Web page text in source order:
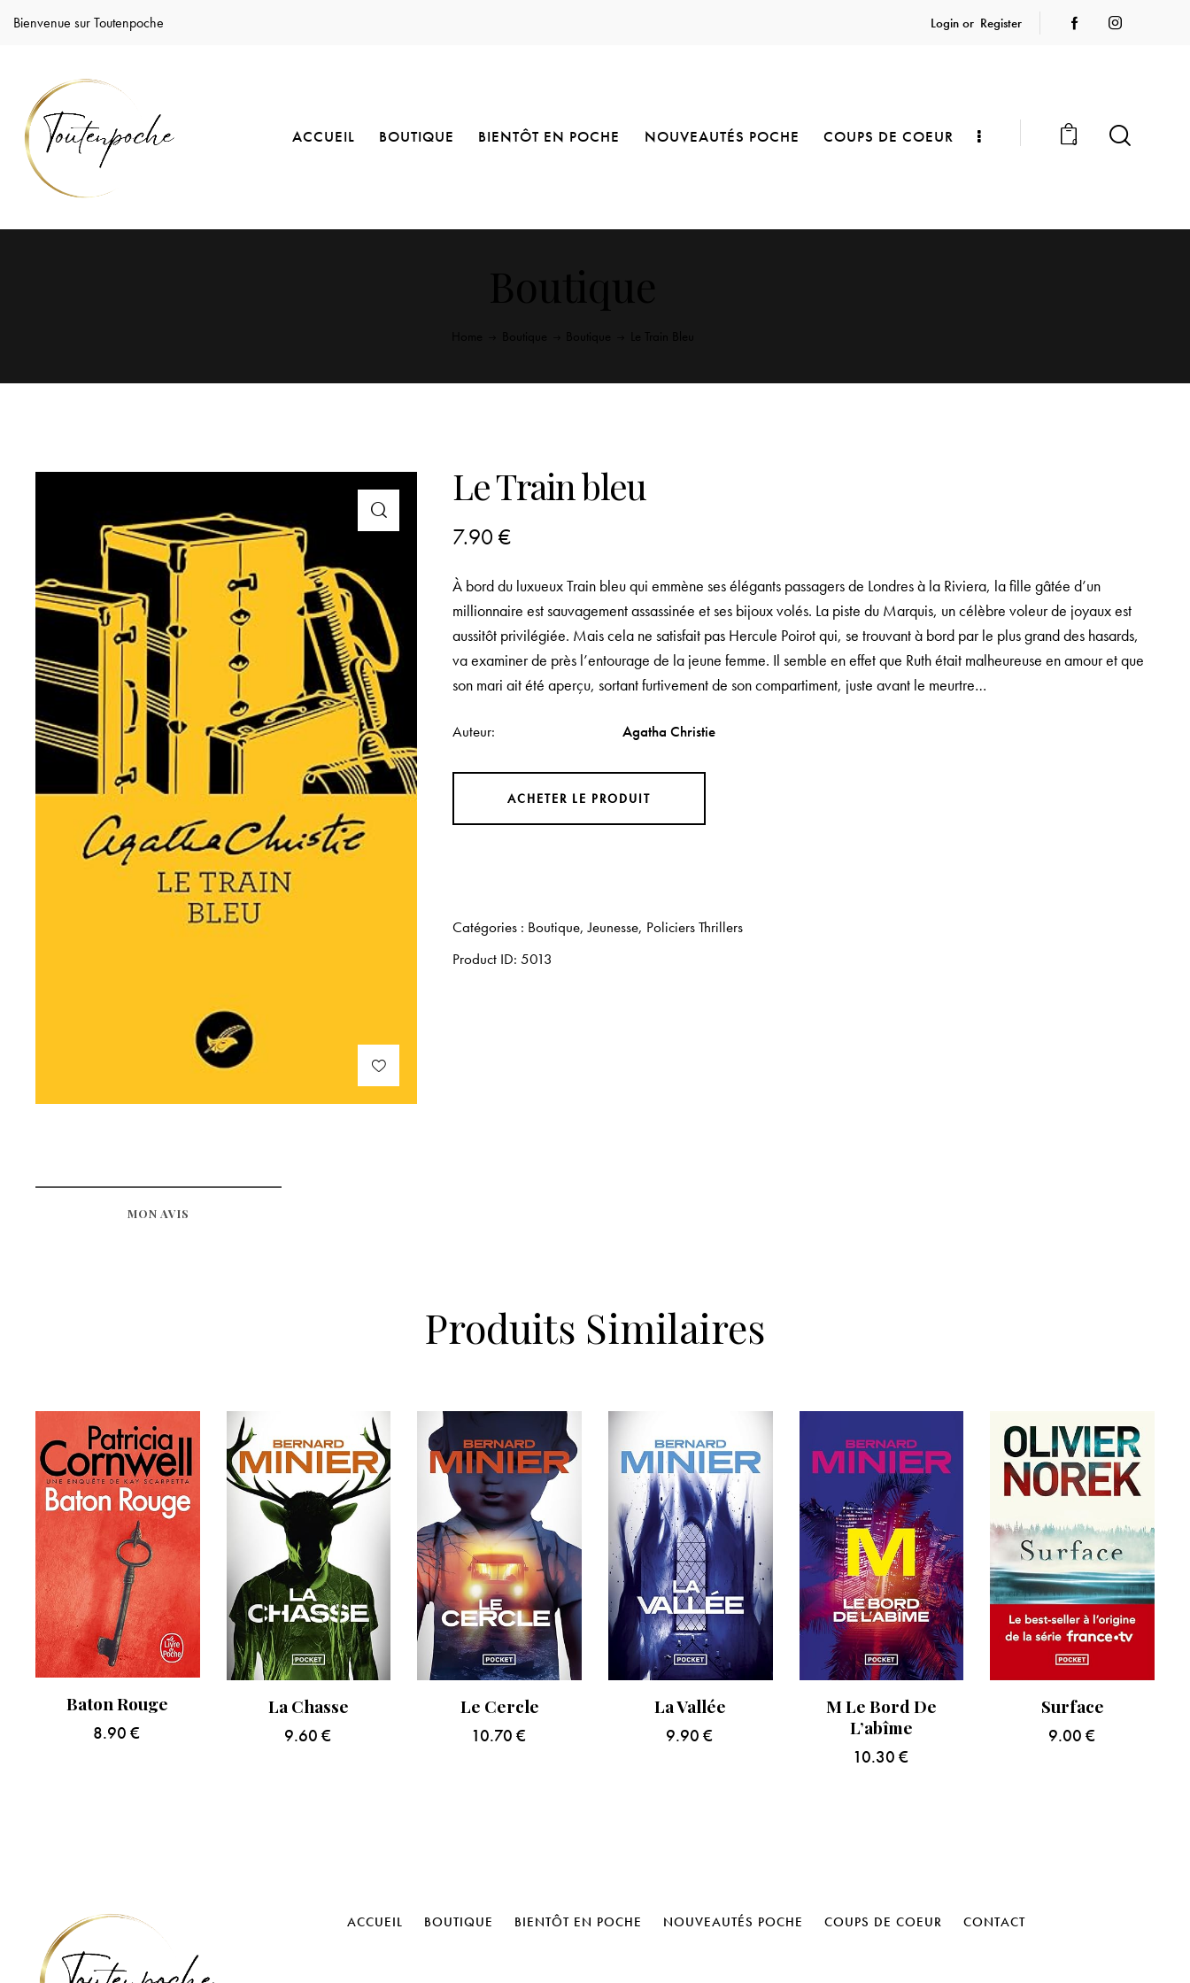
Bienvenue sur Toutenpoche Login or Register
ACCUEIL BOUTIQUE BIENTÔT EN POCHE NOUVEAUTÉS POCHE COUPS DE COEUR 0
Le Train bleu
7.90€
À bord du luxueuxTrain bleuqui emmène ses élégants passagers de Londres à la Riviera, la fille gâtée d’un
millionnaire est sauvagement assassinée et ses bijoux volés. La piste du Marquis, un célèbre voleur de joyaux est
aussitôt privilégiée. Mais cela ne satisfait pas Hercule Poirot qui, se trouvant à bord par le plus grand des hasards,
va examiner de près l’entourage de la jeune femme. Il semble en effet que Ruth était malheureuse en amour et que
son mari ait été aperçu, sortant furtivement de son compartiment, juste avant le meurtre…
Auteur Agatha Christie
ACHETER LE PRODUIT
Catégories : Boutique,Jeunesse, Policiers Thrillers
Product ID:5013
MON AVIS
Produits Similaires
Baton Rouge
8.90€
La Chasse
9.60 €
Le Cercle
10.70€
La Vallée
9.90€
M Le Bord De
L’abîme
10.30 €
Surface
9.00 €
ACCUEIL BOUTIQUE BIENTÔT EN POCHE NOUVEAUTÉS POCHE COUPS DE COEUR CONTACT